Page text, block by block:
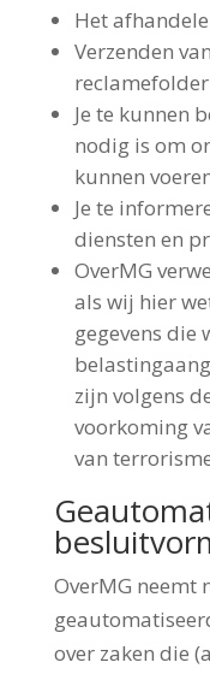
Het
Verzenden
reclamefolder
Je te kunnen
nodig is om
kunnen
Je te
diensten en
OverMG
als wij hier
gegevens die
zijn volgens
voorkoming
van
OverMG neemt
over zaken die